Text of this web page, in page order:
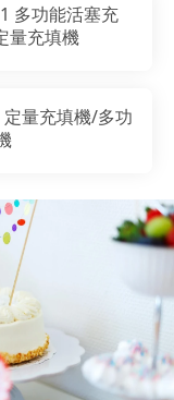
多功能活塞充
量充填機
定量充填機/多功